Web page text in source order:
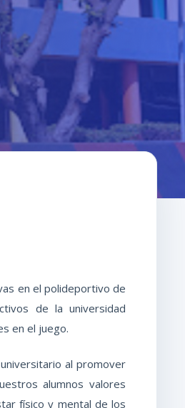
en el polideportivo de
de la universidad
en el juego.
al promover
alumnos valores
físico y mental de los